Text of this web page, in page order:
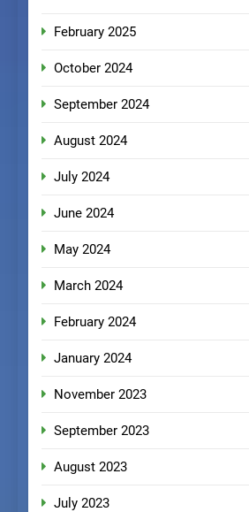
February 2025
October 2024
September 2024
August 2024
July 2024
June 2024
May 2024
March 2024
February 2024
January 2024
November 2023
September 2023
August 2023
July 2023